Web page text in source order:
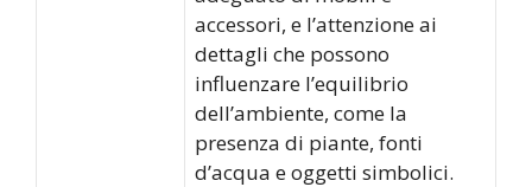
accessori, e l’attenzione ai
dettagli che possono
influenzare l’equilibrio
dell’ambiente, come la
presenza di piante, fonti
d’acqua e oggetti simbolici.